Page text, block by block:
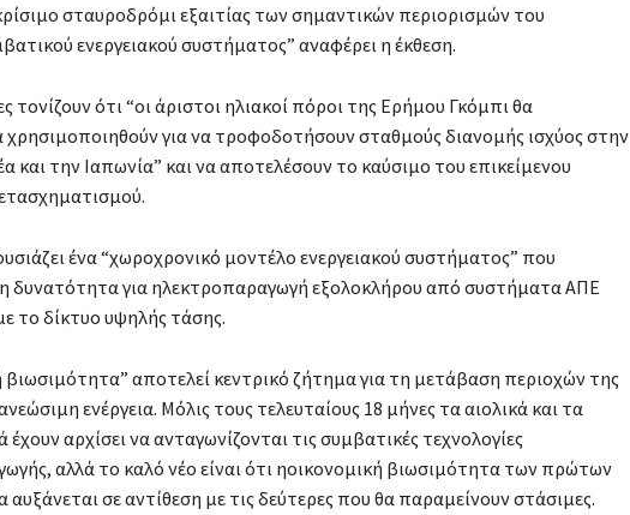
σταυροδρόμι εξαιτίας των σημαντικών περιορισμών του
ενεργειακού συστήματος” αναφέρει η έκθεση.
τονίζουν ότι “οι άριστοι ηλιακοί πόροι της Ερήμου Γκόμπι θα
για να τροφοδοτήσουν σταθμούς διανομής ισχύος στην
και την Ιαπωνία” και να αποτελέσουν το καύσιμο του επικείμενου
ένα “χωροχρονικό μοντέλο ενεργειακού συστήματος” που
δυνατότητα για ηλεκτροπαραγωγή εξολοκλήρου από συστήματα ΑΠΕ
το δίκτυο υψηλής τάσης.
βιωσιμότητα” αποτελεί κεντρικό ζήτημα για τη μετάβαση περιοχών της
ενέργεια. Μόλις τους τελευταίους 18 μήνες τα αιολικά και τα
αρχίσει να ανταγωνίζονται τις συμβατικές τεχνολογίες
αλλά το καλό νέο είναι ότι ηοικονομική βιωσιμότητα των πρώτων
αυξάνεται σε αντίθεση με τις δεύτερες που θα παραμείνουν στάσιμες.